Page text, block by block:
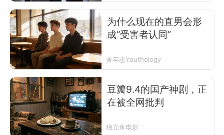
为什么现在的直男会形
成“受害者认同”
青年志Youthology
豆瓣9.4的国产神剧，正
在被全网批判
独立鱼电影